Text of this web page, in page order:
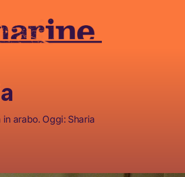
arabo. Oggi: Sharia